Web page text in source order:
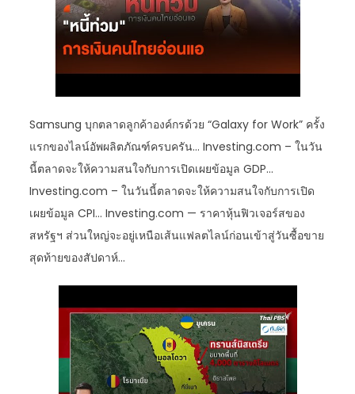
Samsung บุกตลาดลูกค้าองค์กรด้วย “Galaxy for Work” ครั้ง
แรกของไลน์อัพผลิตภัณฑ์ครบครัน… Investing.com – ในวัน
นี้ตลาดจะให้ความสนใจกับการเปิดเผยข้อมูล GDP…
Investing.com – ในวันนี้ตลาดจะให้ความสนใจกับการเปิด
เผยข้อมูล CPI… Investing.com — ราคาหุ้นฟิวเจอร์สของ
สหรัฐฯ ส่วนใหญ่จะอยู่เหนือเส้นแฟลตไลน์ก่อนเข้าสู่วันซื้อขาย
สุดท้ายของสัปดาห์…